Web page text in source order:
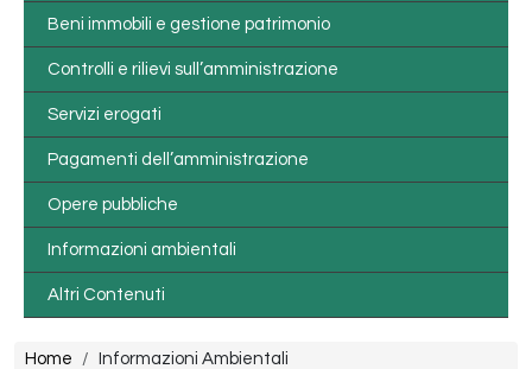
Beni immobili e gestione patrimonio
Controlli e rilievi sull’amministrazione
Servizi erogati
Pagamenti dell’amministrazione
Opere pubbliche
Informazioni ambientali
Altri Contenuti
Briciole di pane
Home Informazioni Ambientali